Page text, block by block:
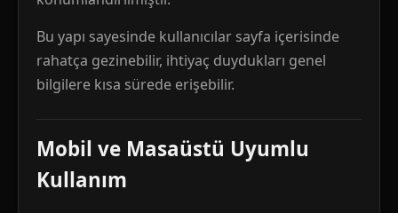
Bu yapı sayesinde kullanıcılar sayfa içerisinde
rahatça gezinebilir, ihtiyaç duydukları genel
bilgilere kısa sürede erişebilir.
Mobil ve Masaüstü Uyumlu
Kullanım